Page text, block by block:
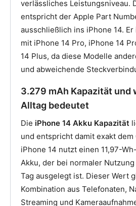
verlässliches Leistungsniveau.
entspricht der Apple Part
ausschließlich ins iPhone 14.
mit iPhone 14 Pro, iPhone 14
14 Plus, da diese Modelle
und abweichende
3.279 mAh Kapazität und
Alltag bedeutet
Die iPhone 14 Akku Kapazität
und entspricht damit exakt
iPhone 14 nutzt einen 11,97-
Akku, der bei normaler
Tag ausgelegt ist. Dieser Wert
Kombination aus Telefonaten,
Streaming und